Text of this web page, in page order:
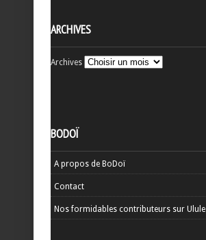
ARCHIVES
Archives
BODOÏ
A propos de BoDoï
Contact
Nos formidables contributeurs sur Ulule